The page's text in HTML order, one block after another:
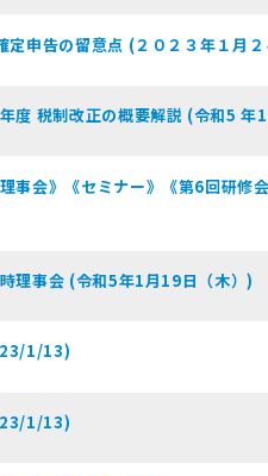
定申告の留意点 (２０２３年１月
度 税制改正の概要解説 (令和5 年
事会》《セミナー》《第6回研修
理事会 (令和5年1月19日（木）)
1/13)
1/13)